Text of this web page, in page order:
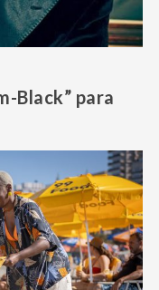
Black” para